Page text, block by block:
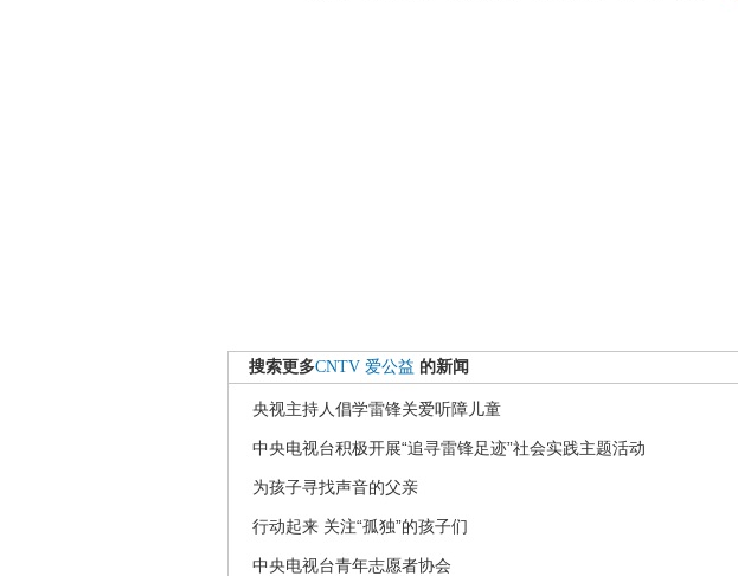
搜索更多CNTV 爱公益 的新闻
央视主持人倡学雷锋关爱听障儿童
中央电视台积极开展“追寻雷锋足迹”社会实践主题活动
为孩子寻找声音的父亲
行动起来 关注“孤独”的孩子们
中央电视台青年志愿者协会